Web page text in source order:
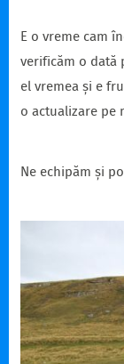
E o vreme cam
verificăm o dată
el vremea și e
o actualizare pe
Ne echipăm și